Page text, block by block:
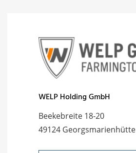
WELP Holding GmbH
Beekebreite 18-20
49124 Georgsmarienhütte